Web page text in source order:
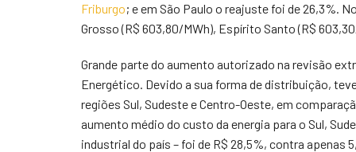
Friburgo; e em São Paulo o reajuste foi de 26,3%.
Grosso (R$ 603,80/MWh), Espírito Santo (R$
Grande parte do aumento autorizado na revisão
Energético. Devido a sua forma de distribuição,
regiões Sul, Sudeste e Centro-Oeste, em
aumento médio do custo da energia para o Sul,
industrial do país – foi de R$ 28,5%, contra apenas